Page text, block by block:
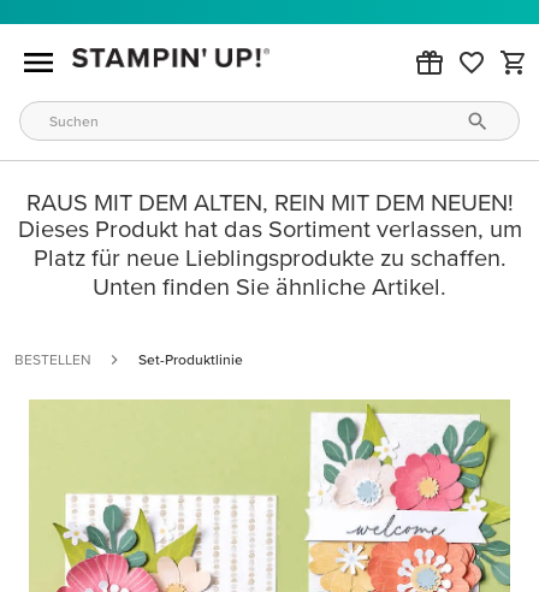
RAUS MIT DEM ALTEN, REIN MIT DEM NEUEN!
Dieses Produkt hat das Sortiment verlassen, um
Platz für neue Lieblingsprodukte zu schaffen.
Unten finden Sie ähnliche Artikel.
BESTELLEN Set-Produktlinie